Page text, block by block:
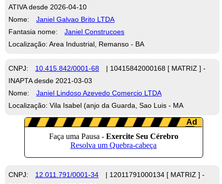
ATIVA desde 2026-04-10
Nome:
Janiel Galvao Brito LTDA
Fantasia nome:
Janiel Construcoes
Localização: Area Industrial, Remanso - BA
CNPJ: 10.415.842/0001-68
| 10415842000168 [ MATRIZ ] -
INAPTA desde 2021-03-03
Nome:
Janiel Lindoso Azevedo Comercio LTDA
Localização: Vila Isabel (anjo da Guarda, Sao Luis - MA
CNPJ: 12.011.791/0001-34
| 12011791000134 [ MATRIZ ] -